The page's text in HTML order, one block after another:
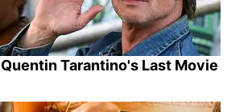
Tarantino's Last Movie